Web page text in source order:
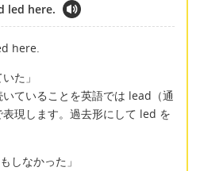
led here.
here.
た」
ていることを英語では lead（通
現します。過去形にして led を
しなかった」